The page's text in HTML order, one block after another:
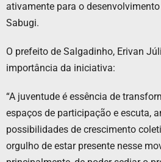
ativamente para o
Sabugi.
O prefeito de Salgadinho, Erivan
importância da iniciativa:
“A juventude é essência de
espaços de participação e escuta,
possibilidades de crescimento
orgulho de estar presente nesse